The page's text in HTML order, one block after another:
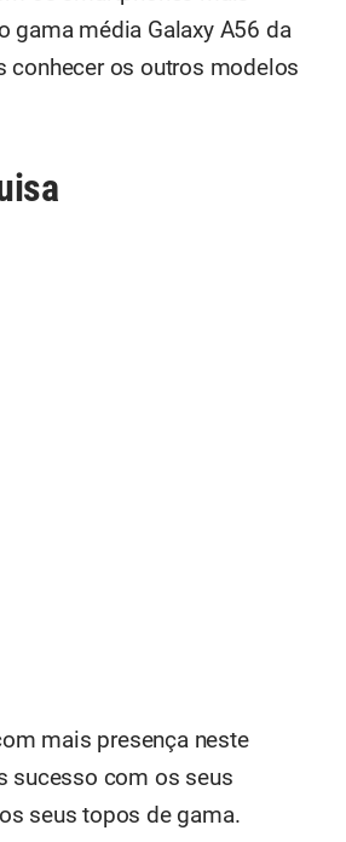
gama média Galaxy A56 da
conhecer os outros modelos
mais presença neste
sucesso com os seus
seus topos de gama.